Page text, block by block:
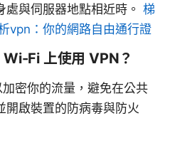
與伺服器地點相近時。 梯
vpn：你的網路自由通行證
Fi 上使用 VPN？
密你的流量，避免在公共
開啟裝置的防病毒與防火